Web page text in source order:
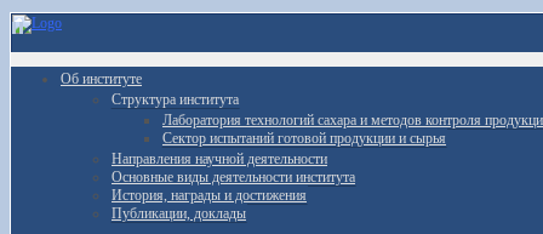
Об институте
Структура института
Лаборатория технологий сахара и методов контроля
Сектор испытаний готовой продукции и сырья
Направления научной деятельности
Основные виды деятельности института
История, награды и достижения
Публикации, доклады